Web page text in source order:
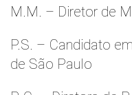
M.M. – Diretor de
P.S. – Candidato
de São Paulo